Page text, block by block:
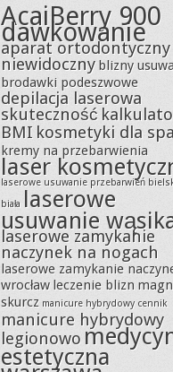
AcaiBerry 900
dawkowanie
aparat ortodontyczny
niewidoczny blizny
brodawki podeszwowe
depilacja laserowa
skuteczność
BMI kosmetyki dla
kremy na przebarwienia
laser
laserowe usuwanie przebarwień
biała laserowe
usuwanie
laserowe zamykanie
naczynek na nogach
laserowe zamykanie
wrocław leczenie blizn
skurcz manicure hybrydowy cennik
manicure hybrydowy
legionowo
estetyczna